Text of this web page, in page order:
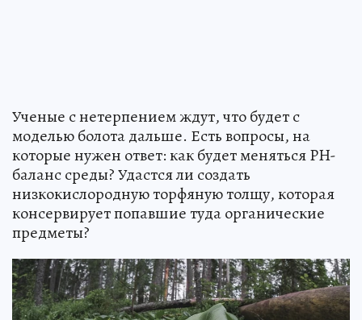
Ученые с нетерпением ждут, что будет с
моделью болота дальше. Есть вопросы, на
которые нужен ответ: как будет меняться PH-
баланс среды? Удастся ли создать
низкокислородную торфяную толщу, которая
консервирует попавшие туда органические
предметы?